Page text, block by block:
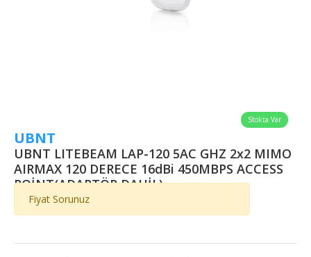
Stokta Var
UBNT
UBNT LITEBEAM LAP-120 5AC GHZ 2x2 MIMO
AIRMAX 120 DERECE 16dBi 450MBPS ACCESS
POİNT(ADAPTÖR DAHİL)
Fiyat Sorunuz